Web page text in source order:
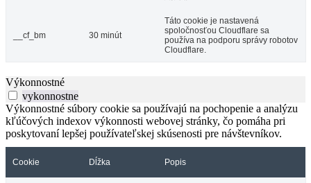
__cf_bm 30 minút
Táto cookie je nastavená
spoločnosťou Cloudflare sa
používa na podporu správy robotov
Cloudflare.
Výkonnostné
vykonnostne
Výkonnostné súbory cookie sa používajú na pochopenie a analýzu
kľúčových indexov výkonnosti webovej stránky, čo pomáha pri
poskytovaní lepšej používateľskej skúsenosti pre návštevníkov.
Cookie Dĺžka Popis